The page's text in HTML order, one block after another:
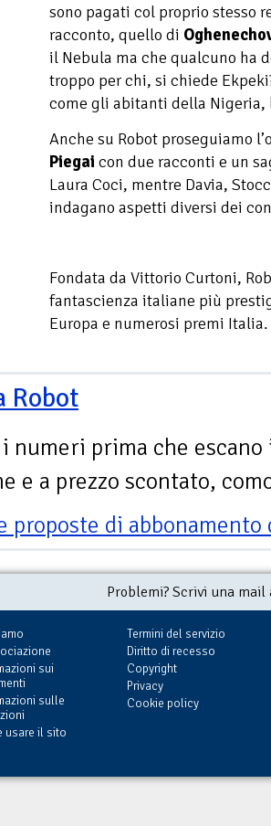
sono pagati col proprio stesso
racconto, quello di
il Nebula ma che qualcuno ha
troppo per chi, si chiede
come gli abitanti della
Anche su Robot proseguiamo
Piegai con due racconti e un
Laura Coci, mentre Davia,
indagano aspetti diversi dei
Fondata da Vittorio Curtoni,
fantascienza italiane più
Europa e numerosi premi
Robot
numeri prima che escano
e a prezzo scontato,
proposte di
Problemi? Scrivi una
sui
sulle
usare il sito
Termini del servizio
Diritto di recesso
Copyright
Privacy
Cookie policy